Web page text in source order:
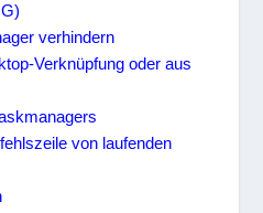
verhindern
Verknüpfung oder aus
von laufenden